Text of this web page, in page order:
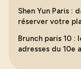
Shen Yun Paris :
réserver votre
Brunch paris 10
adresses du 10e